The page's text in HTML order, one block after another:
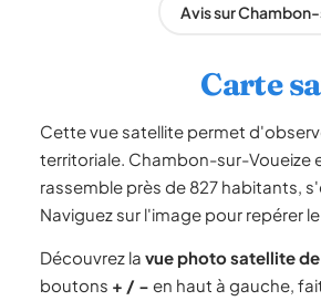
Avis sur
Carte
Cette vue satellite permet
territoriale. Chambon-sur-Voueize
rassemble près de 827 habitants,
Naviguez sur l'image pour repérer
Découvrez la vue photo satellite
boutons + / − en haut à gauche,